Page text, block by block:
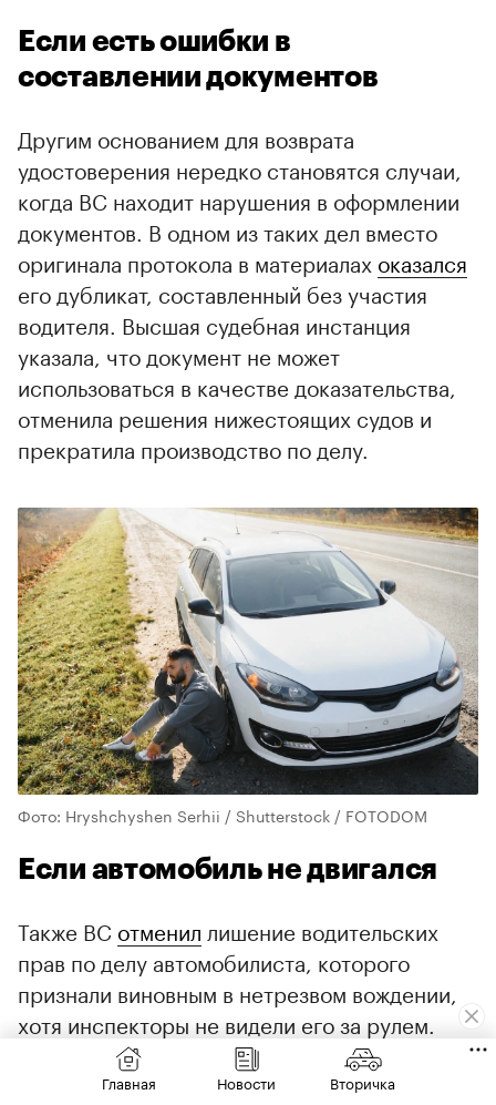
Если есть ошибки в
составлении документов
Другим основанием для возврата
удостоверения нередко становятся случаи,
когда ВС находит нарушения в оформлении
документов. В одном из таких дел вместо
оригинала протокола в материалах оказался
его дубликат, составленный без участия
водителя. Высшая судебная инстанция
указала, что документ не может
использоваться в качестве доказательства,
отменила решения нижестоящих судов и
прекратила производство по делу.
Фото: Hryshchyshen Serhii / Shutterstock / FOTODOM
Если автомобиль не двигался
Также ВС отменил лишение водительских
прав по делу автомобилиста, которого
признали виновным в нетрезвом вождении,
хотя инспекторы не видели его за рулем.
Прибывшие на место сотрудники ГАИ
обнаружили пьяного мужчину рядом с
Главная Новости Вторичка